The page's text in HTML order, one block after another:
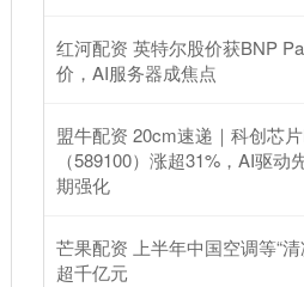
红河配资 英特尔股价获BNP
价，AI服务器成焦点
盟牛配资 20cm速递｜科创芯
（589100）涨超31%，AI驱动
期强化
芒果配资 上半年中国空调等“
超千亿元